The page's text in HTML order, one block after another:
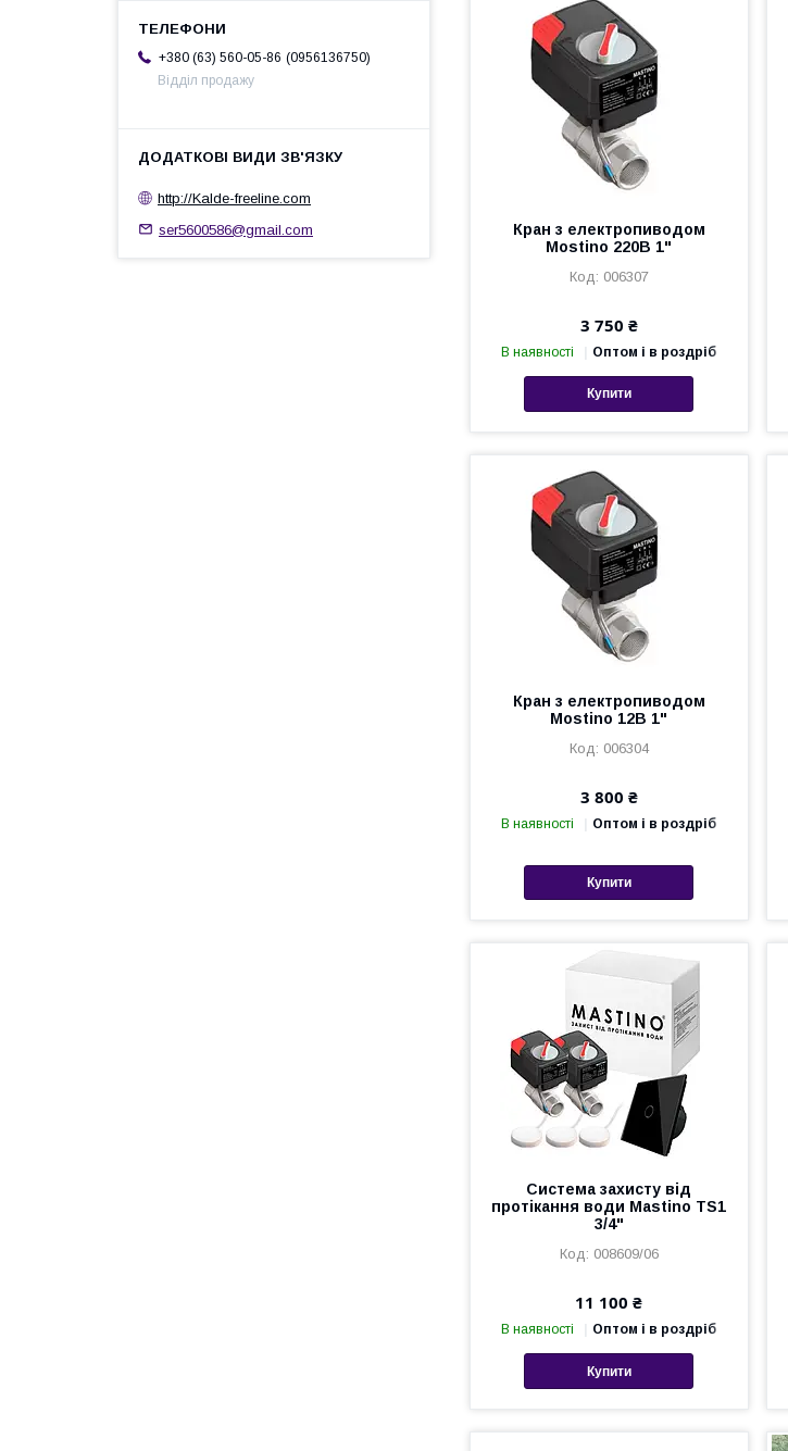
Кран з електропиводом
Mostino 220В 1"
006307
3 750 ₴
В наявності Оптом і в роздріб
Купити
Кран з електропиводом
Mostino 12В 1"
006304
3 800 ₴
В наявності Оптом і в роздріб
Купити
Система захисту від
протікання води Mastino TS1
3/4"
008609/06
11 100 ₴
В наявності Оптом і в роздріб
Купити
+380 (63) 560-05-86
0956136750
Відділ продажу
http://Kalde-freeline.com
ser5600586@gmail.com